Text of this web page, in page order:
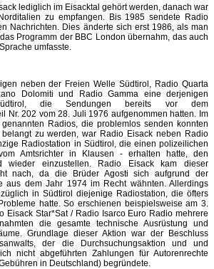
lediglich im Eisacktal gehört werden, danach war
zu empfangen. Bis 1985 sendete Radio
Nachrichten. Dies änderte sich erst 1986, als man
Programm der BBC London übernahm, das auch
umfasste.
neben der Freien Welle Südtirol, Radio Quarta
Dolomiti und Radio Gamma eine derjenigen
die Sendungen bereits vor dem
Nr. 202 vom 28. Juli 1976 aufgenommen hatten. Im
Radios, die problemlos senden konnten
zu werden, war Radio Eisack neben Radio
Radiostation in Südtirol, die einen polizeilichen
Amtsrichter in Klausen - erhalten hatte, den
wieder einzustellen. Radio Eisack kam dieser
nach, da die Brüder Agosti sich aufgrund der
aus dem Jahr 1974 im Recht wähnten. Allerdings
in Südtirol diejenige Radiostation, die öfters
hatte. So erschienen beispielsweise am 3.
Eisack Star*Sat / Radio Isarco Euro Radio mehrere
die gesamte technische Ausrüstung und
Grundlage dieser Aktion war der Beschluss
der die Durchsuchungsaktion und und
nicht abgeführten Zahlungen für Autorenrechte
in Deutschland) begründete.